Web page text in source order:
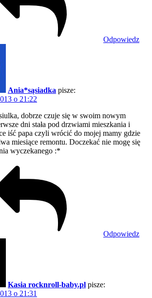
Odpowiedz
Ania*sąsiadka pisze:
o 21:22
dobrze czuje się w swoim nowym
dni stała pod drzwiami mieszkania i
iść papa czyli wrócić do mojej mamy gdzie
miesiące remontu. Doczekać nie mogę się
wyczekanego :*
Odpowiedz
Kasia rocknroll-baby.pl pisze:
o 21:31